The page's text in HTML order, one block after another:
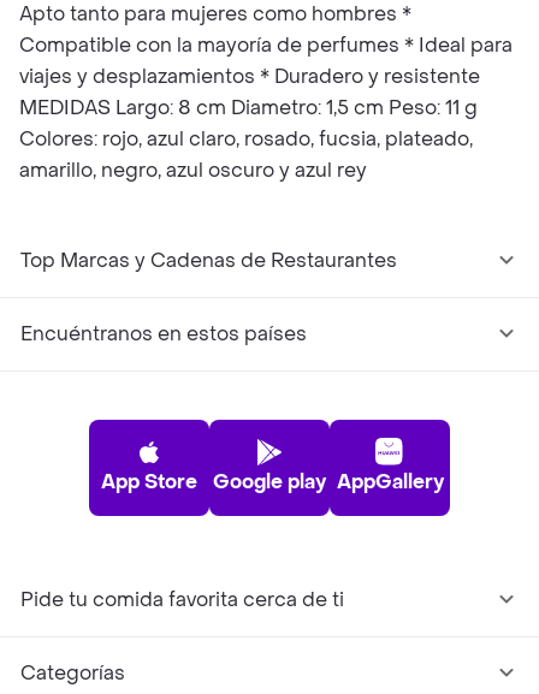
Apto tanto para mujeres como hombres *
Compatible con la mayoría de perfumes * Ideal para
viajes y desplazamientos * Duradero y resistente
MEDIDAS Largo: 8 cm Diametro: 1,5 cm Peso: 11 g
Colores: rojo, azul claro, rosado, fucsia, plateado,
amarillo, negro, azul oscuro y azul rey
Top Marcas y Cadenas de Restaurantes
Encuéntranos en estos países
App Store Google play AppGallery
Pide tu comida favorita cerca de ti
Categorías